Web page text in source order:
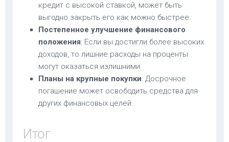
кредит с высокой ставкой, может быть
выгодно закрыть его как можно быстрее.
Постепенное улучшение финансового
положения: Если вы достигли более высоких
доходов, то лишние расходы на проценты
могут оказаться излишними.
Планы на крупные покупки: Досрочное
погашение может освободить средства для
других финансовых целей.
Итог